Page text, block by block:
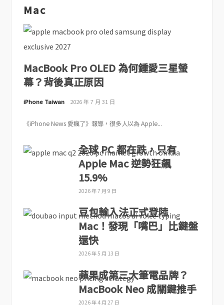
Mac
MacBook Pro OLED 為何鍾愛三星螢
幕？背後真正原因
iPhone Taiwan 2026 年 7 月 31 日
《iPhone News 愛瘋了》報導，很多人以為 Apple...
全球 PC 都在跌，只有
Apple Mac 逆勢狂飆
15.9%
2026 年 7 月 9 日
豆包輸入法正式登陸
Mac！發現「嘴巴」比鍵盤
還快
2026 年 5 月 13 日
蘋果成第三大筆電品牌？
MacBook Neo 成關鍵推手
2026 年 4 月 27 日